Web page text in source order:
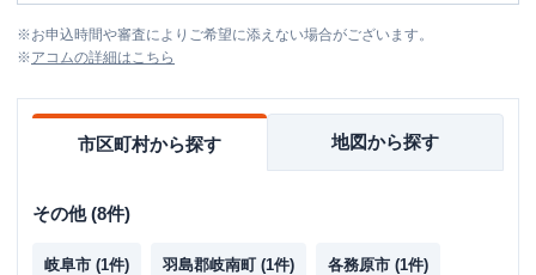
※お申込時間や審査によりご希望に添えない場合がございます。
※アコムの詳細はこちら
市区町村から探す 地図から探す
その他(8件)
岐阜市 (1件) 羽島郡岐南町 (1件) 各務原市 (1件)